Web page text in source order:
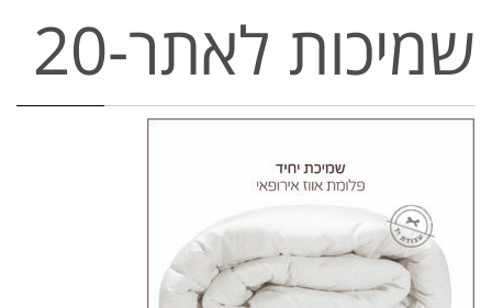
שמיכות לאתר-20